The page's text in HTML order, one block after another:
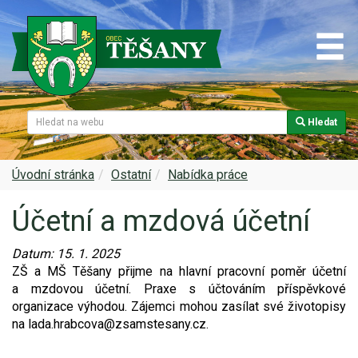
Hledat
Úvodní stránka Ostatní Nabídka práce
Účetní a mzdová účetní
Datum: 15. 1. 2025
ZŠ a MŠ Těšany přijme na hlavní pracovní poměr účetní
a mzdovou účetní. Praxe s účtováním příspěvkové
organizace výhodou. Zájemci mohou zasílat své životopisy
na lada.hrabcova@zsamstesany.cz.
Naše obec
Z historie
Památky v Těšanech
Zajímavosti v obci
Znak a prapor obce
Virtuální prohlídka
Úřední deska
Samospráva
Dokumenty obce
Projekty
Matrika
Hlášení rozhlasu
Spolky a sdružení
Kultura
Obecní knihovna
Srub
Sport
Ohlédnutí za lety 2015-2019
Škola
Farnost
Služby, firmy
Zdravotní služby
Foto, video
Rezervační systém obce